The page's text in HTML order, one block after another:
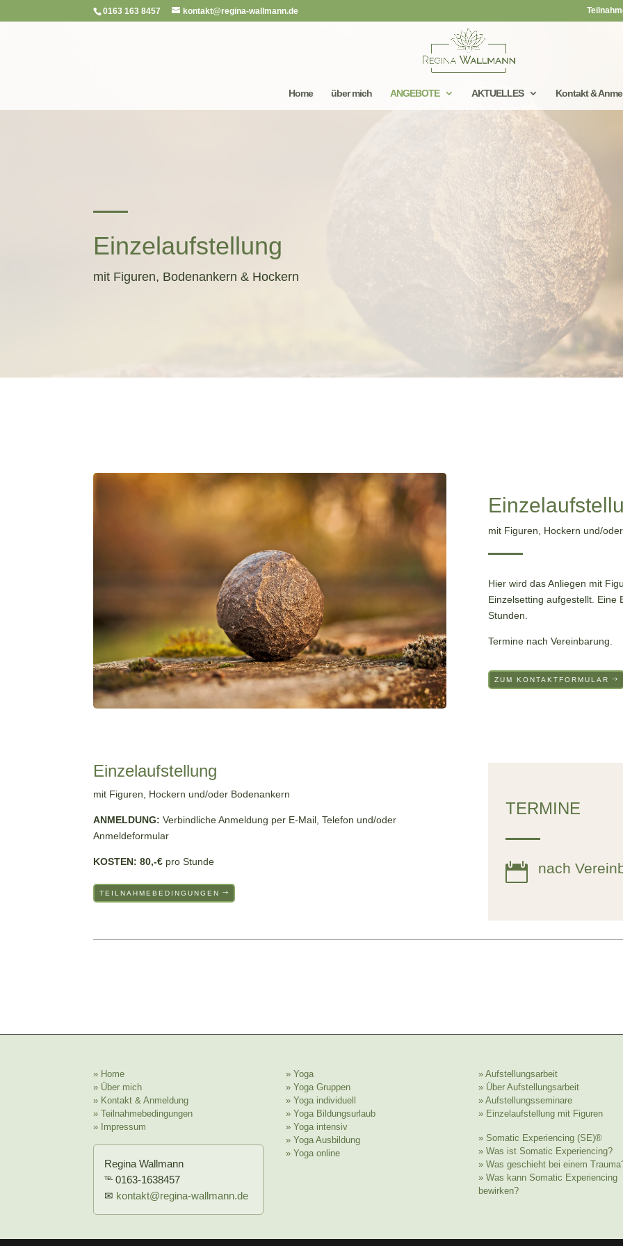
0163 163 8457 kontakt@regina-wallmann.de
Home über mich ANGEBOTE AKTUELLES Kontakt &
Einzelaufstellung
mit Figuren, Bodenankern & Hockern
mit Figuren, Hockern und/
Hier wird das Anliegen mit
Einzelsetting aufgestellt. Eine
Stunden.
Termine nach Vereinbarung.
ZUM KONTAKTFORMULAR
Einzelaufstellung
mit Figuren, Hockern und/oder Bodenankern
ANMELDUNG:Verbindliche Anmeldung per E-Mail, Telefon und/oder
Anmeldeformular
KOSTEN: 80,-€ pro Stunde
TEILNAHMEBEDINGUNGEN
TERMINE
 nach
» Home
» Über mich
» Kontakt & Anmeldung
» Teilnahmebedingungen
» Impressum
Regina Wallmann
℡ 0163-1638457
✉ kontakt@regina-wallmann.de
» Yoga
» Yoga Gruppen
» Yoga individuell
» Yoga Bildungsurlaub
» Yoga intensiv
» Yoga Ausbildung
» Yoga online
» Aufstellungsarbeit
» Über Aufstellungsarbeit
» Aufstellungsseminare
» Einzelaufstellung mit Figuren
» Somatic Experiencing (SE)®
» Was ist Somatic Experiencing?
» Was geschieht bei einem
» Was kann Somatic Experiencing
bewirken?